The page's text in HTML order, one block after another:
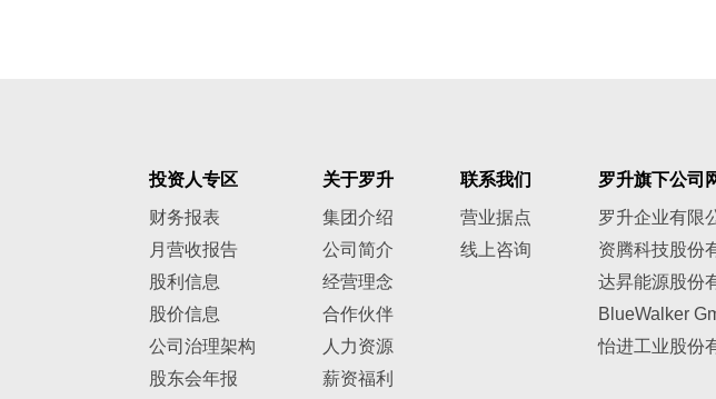
投资人专区
财务报表
月营收报告
股利信息
股价信息
公司治理架构
股东会年报
关于罗升
集团介绍
公司简介
经营理念
合作伙伴
人力资源
薪资福利
联系我们
营业据点
线上咨询
罗升旗下公司
罗升企业有限
资腾科技股份
达昇能源股份
BlueWalker
怡进工业股份